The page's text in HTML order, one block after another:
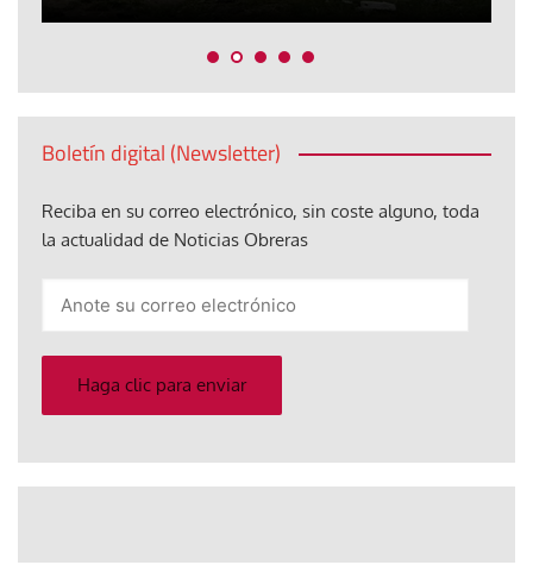
Boletín digital (Newsletter)
Reciba en su correo electrónico, sin coste alguno, toda
la actualidad de Noticias Obreras
electrónico
Haga clic para enviar